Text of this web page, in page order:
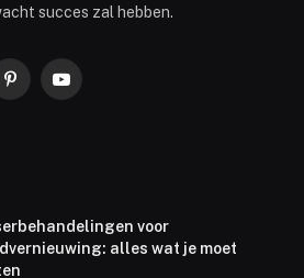
succes zal hebben.
PinterestYouTube
voor
alles wat je moet